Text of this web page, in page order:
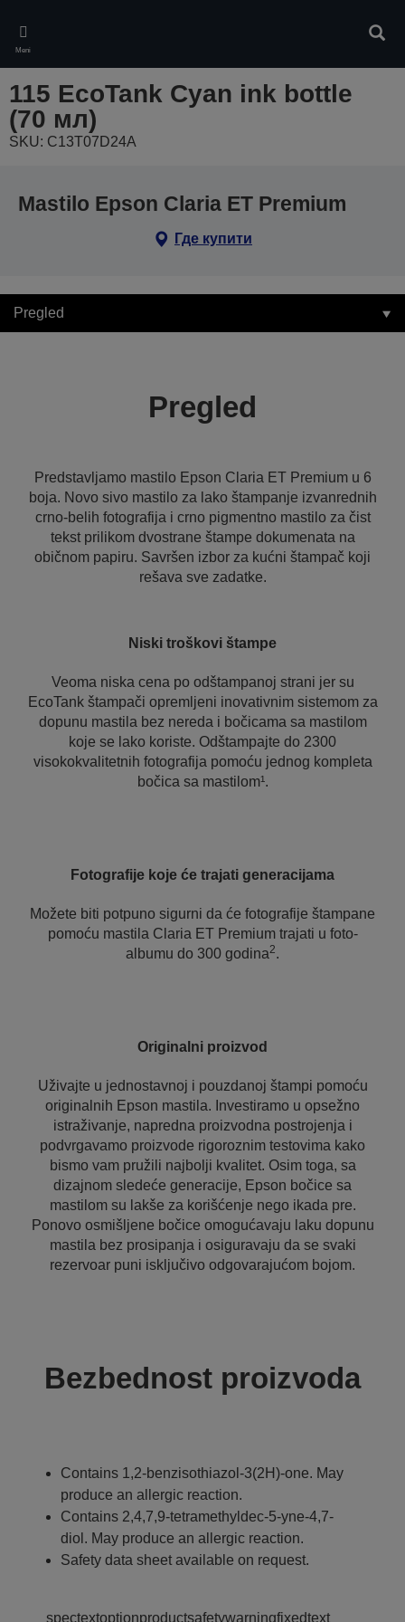
main
content
Meni
115 EcoTank Cyan ink bottle
(70 мл)
SKU: C13T07D24A
Mastilo Epson Claria ET Premium
Где купити
Pregled
Pregled
Predstavljamo mastilo Epson Claria ET Premium u 6
boja. Novo sivo mastilo za lako štampanje izvanrednih
crno-belih fotografija i crno pigmentno mastilo za čist
tekst prilikom dvostrane štampe dokumenata na
običnom papiru. Savršen izbor za kućni štampač koji
rešava sve zadatke.
Niski troškovi štampe
Veoma niska cena po odštampanoj strani jer su
EcoTank štampači opremljeni inovativnim sistemom za
dopunu mastila bez nereda i bočicama sa mastilom
koje se lako koriste. Odštampajte do 2300
visokokvalitetnih fotografija pomoću jednog kompleta
bočica sa mastilom¹.
Fotografije koje će trajati generacijama
Možete biti potpuno sigurni da će fotografije štampane
pomoću mastila Claria ET Premium trajati u foto-
albumu do 300 godina2.
Originalni proizvod
Uživajte u jednostavnoj i pouzdanoj štampi pomoću
originalnih Epson mastila. Investiramo u opsežno
istraživanje, napredna proizvodna postrojenja i
podvrgavamo proizvode rigoroznim testovima kako
bismo vam pružili najbolji kvalitet. Osim toga, sa
dizajnom sledeće generacije, Epson bočice sa
mastilom su lakše za korišćenje nego ikada pre.
Ponovo osmišljene bočice omogućavaju laku dopunu
mastila bez prosipanja i osiguravaju da se svaki
rezervoar puni isključivo odgovarajućom bojom.
Bezbednost proizvoda
Contains 1,2-benzisothiazol-3(2H)-one. May
produce an allergic reaction.
Contains 2,4,7,9-tetramethyldec-5-yne-4,7-
diol. May produce an allergic reaction.
Safety data sheet available on request.
spectextoptionproductsafetywarningfixedtext